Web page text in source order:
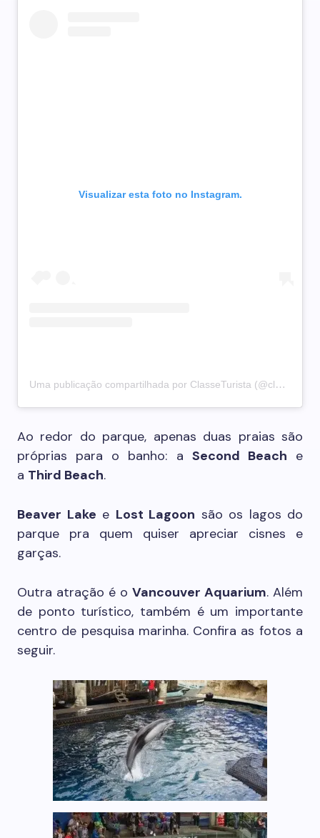
Visualizar esta foto no Instagram.
Uma publicação compartilhada por ClasseTurista (@classeturista)
Ao redor do parque, apenas duas praias são
próprias para o banho: a Second Beach e
a Third Beach.
Beaver Lake e Lost Lagoon são os lagos do
parque pra quem quiser apreciar cisnes e
garças.
Outra atração é o Vancouver Aquarium. Além
de ponto turístico, também é um importante
centro de pesquisa marinha. Confira as fotos a
seguir.